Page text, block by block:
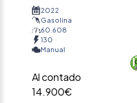
2022
Gasolina
60.608
130
Manual
Al contado
14.900€